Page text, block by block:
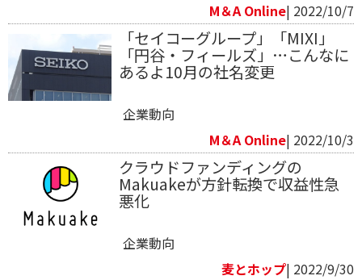
M＆A Online| 2022/10/7
「セイコーグループ」「MIXI」
「円谷・フィールズ」…こんなに
あるよ10月の社名変更
企業動向
M＆A Online| 2022/10/3
クラウドファンディングの
Makuakeが方針転換で収益性急
悪化
企業動向
麦とホップ| 2022/9/30